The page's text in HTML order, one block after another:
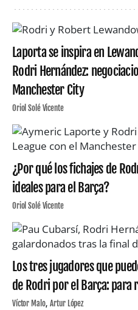
Laporta se inspira en
Rodri Hernández:
Manchester City
Oriol Solé Vicente
¿Por qué los fichajes de
ideales para el Barça?
Oriol Solé Vicente
Los tres jugadores que
de Rodri por el Barça: para
Víctor Malo Artur López